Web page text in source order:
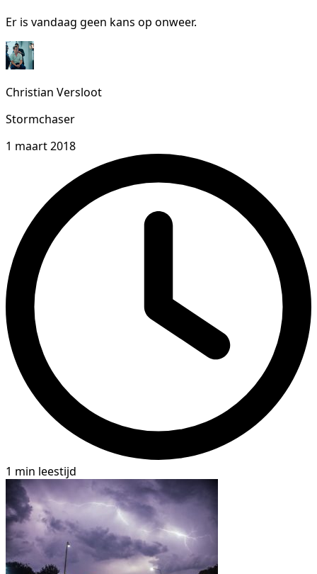
Er is vandaag geen kans op onweer.
Christian Versloot
Stormchaser
1 maart 2018
1 min leestijd